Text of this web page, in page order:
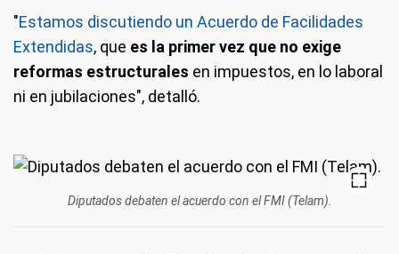
"Estamos discutiendo un Acuerdo de Facilidades
Extendidas, que es la primer vez que no exige
reformas estructurales en impuestos, en lo laboral
ni en jubilaciones", detalló.
Diputados debaten el acuerdo con el FMI (Telam).